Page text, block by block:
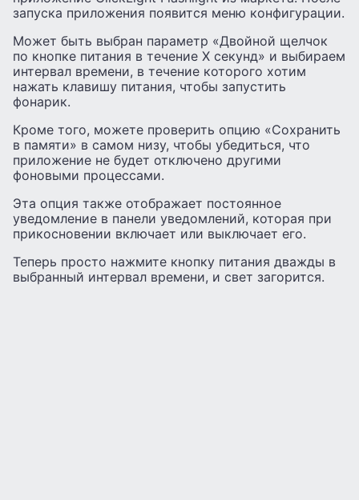
запуска приложения появится меню конфигурации.
Может быть выбран параметр «Двойной щелчок
по кнопке питания в течение X секунд» и выбираем
интервал времени, в течение которого хотим
нажать клавишу питания, чтобы запустить
фонарик.
Кроме того, можете проверить опцию «Сохранить
в памяти» в самом низу, чтобы убедиться, что
приложение не будет отключено другими
фоновыми процессами.
Эта опция также отображает постоянное
уведомление в панели уведомлений, которая при
прикосновении включает или выключает его.
Теперь просто нажмите кнопку питания дважды в
выбранный интервал времени, и свет загорится.